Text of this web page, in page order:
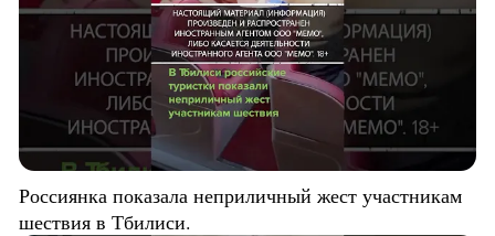
Россиянка показала неприличный жест участникам
шествия в Тбилиси.